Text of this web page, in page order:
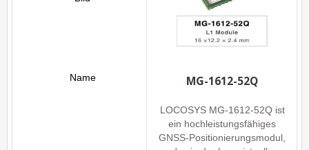
MG-1612-52Q
LOCOSYS MG-1612-52Q ist
ein hochleistungsfähiges
GNSS-Positionierungsmodul,